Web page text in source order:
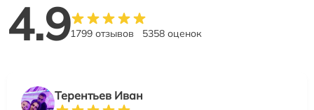
4.91799 отзывов 5358 оценок
Терентьев Иван